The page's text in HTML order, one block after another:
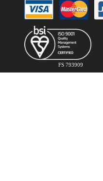
FS 793909